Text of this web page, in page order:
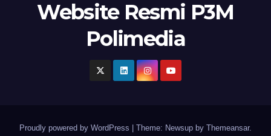
Website Resmi P3M
Polimedia
Proudly powered by WordPress Theme: Newsup by Themeansar.